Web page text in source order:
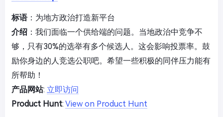
标语：为地方政治打造新平台
介绍 ：我们面临一个供给端的问题。当地政治中竞争不
够，只有30%的选举有多个候选人。这会影响投票率。鼓
励你身边的人竞选公职吧。希望一些积极的同伴压力能有
所帮助！
产品网站: 立即访问
Product Hunt: View on Product Hunt